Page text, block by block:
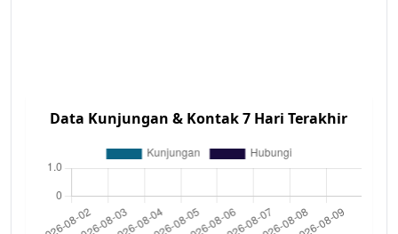
Data Kunjungan & Kontak 7 Hari Terakhir